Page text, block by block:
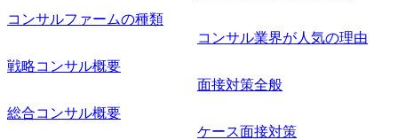
コンサルファームの種類
戦略コンサル概要
総合コンサル概要
コンサル業界が人気の理由
面接対策全般
ケース面接対策